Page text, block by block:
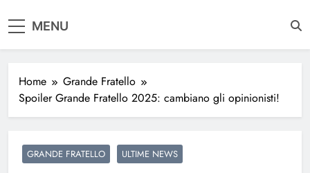
MENU
Home
Grande Fratello
Spoiler Grande Fratello 2025: cambiano gli opinionisti!
GRANDE FRATELLO ULTIME NEWS